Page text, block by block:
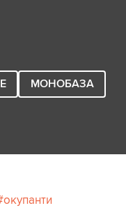
МОНОБАЗА
окупанти